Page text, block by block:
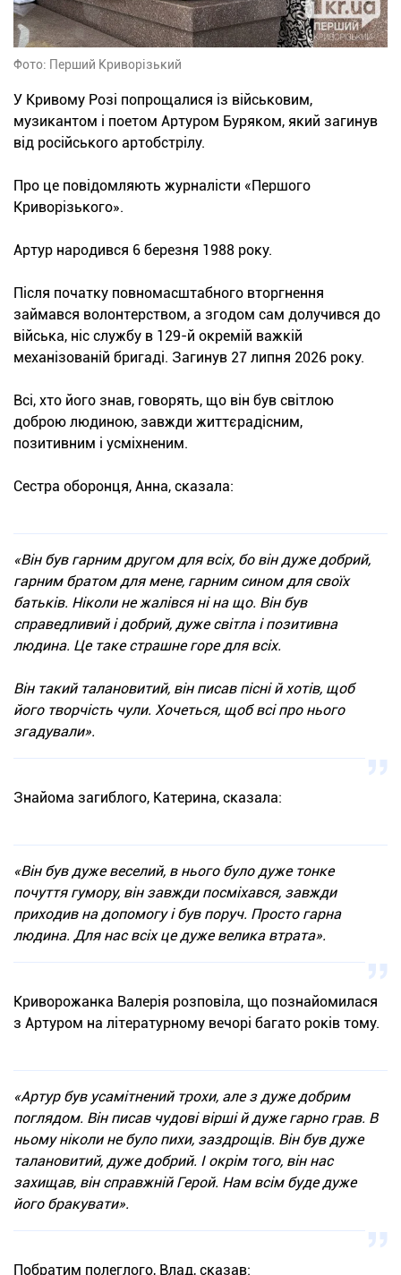
Фото: Перший Криворізький
У Кривому Розі попрощалися із військовим,
музикантом і поетом Артуром Буряком, який загинув
від російського артобстрілу.
Про це повідомляють журналісти «Першого
Криворізького».
Артур народився 6 березня 1988 року.
Після початку повномасштабного вторгнення
займався волонтерством, а згодом сам долучився до
війська, ніс службу в 129-й окремій важкій
механізованій бригаді. Загинув 27 липня 2026 року.
Всі, хто його знав, говорять, що він був світлою
доброю людиною, завжди життєрадісним,
позитивним і усміхненим.
Сестра оборонця, Анна, сказала:
«Він був гарним другом для всіх, бо він дуже добрий,
гарним братом для мене, гарним сином для своїх
батьків. Ніколи не жалівся ні на що. Він був
справедливий і добрий, дуже світла і позитивна
людина. Це таке страшне горе для всіх.
Він такий талановитий, він писав пісні й хотів, щоб
його творчість чули. Хочеться, щоб всі про нього
згадували».
Знайома загиблого, Катерина, сказала:
«Він був дуже веселий, в нього було дуже тонке
почуття гумору, він завжди посміхався, завжди
приходив на допомогу і був поруч. Просто гарна
людина. Для нас всіх це дуже велика втрата».
Криворожанка Валерія розповіла, що познайомилася
з Артуром на літературному вечорі багато років тому.
«Артур був усамітнений трохи, але з дуже добрим
поглядом. Він писав чудові вірші й дуже гарно грав. В
ньому ніколи не було пихи, заздрощів. Він був дуже
талановитий, дуже добрий. І окрім того, він нас
захищав, він справжній Герой. Нам всім буде дуже
його бракувати».
Побратим полеглого, Влад, сказав: